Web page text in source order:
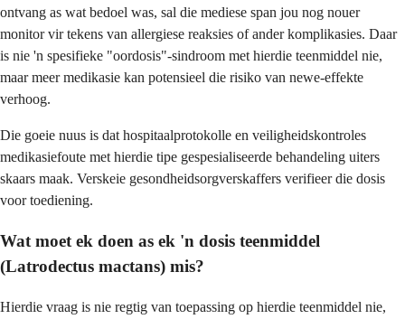
ontvang as wat bedoel was, sal die mediese span jou nog nouer
monitor vir tekens van allergiese reaksies of ander komplikasies. Daar
is nie 'n spesifieke "oordosis"-sindroom met hierdie teenmiddel nie,
maar meer medikasie kan potensieel die risiko van newe-effekte
verhoog.
Die goeie nuus is dat hospitaalprotokolle en veiligheidskontroles
medikasiefoute met hierdie tipe gespesialiseerde behandeling uiters
skaars maak. Verskeie gesondheidsorgverskaffers verifieer die dosis
voor toediening.
Wat moet ek doen as ek 'n dosis teenmiddel
(Latrodectus mactans) mis?
Hierdie vraag is nie regtig van toepassing op hierdie teenmiddel nie,